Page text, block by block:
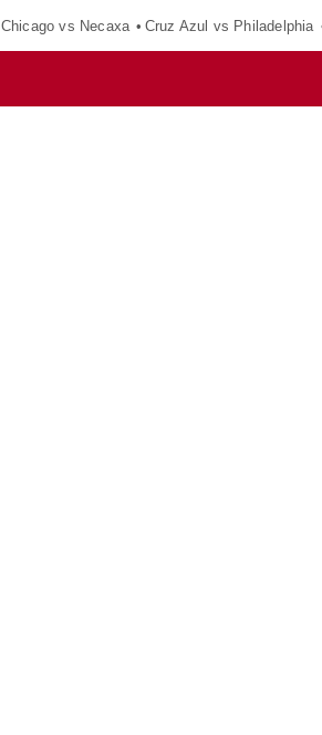
Chicago vs Necaxa Cruz Azul vs Philadelphia